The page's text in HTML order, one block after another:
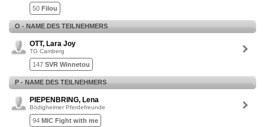
50 Filou
O - NAME DES TEILNEHMERS
OTT, Lara Joy
TG Camberg
147 SVR Winnetou
P - NAME DES TEILNEHMERS
PIEPENBRING, Lena
Bödigheimer Pferdefreunde
94 MIC Fight with me